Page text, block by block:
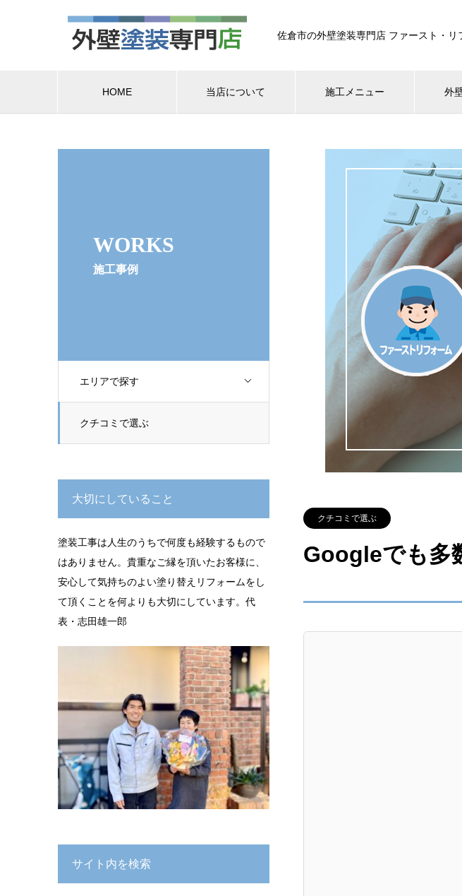
佐倉市の外壁塗装専門店 ファースト・
HOME 当店について 施工メニュー 外
WORKS
施工事例
エリアで探す
クチコミで選ぶ
クチコミで選ぶ
Googleでも多
大切にしていること
塗装工事は人生のうちで何度も経験するもので
はありません。貴重なご縁を頂いたお客様に、
安心して気持ちのよい塗り替えリフォームをし
て頂くことを何よりも大切にしています。代
表・志田雄一郎
サイト内を検索